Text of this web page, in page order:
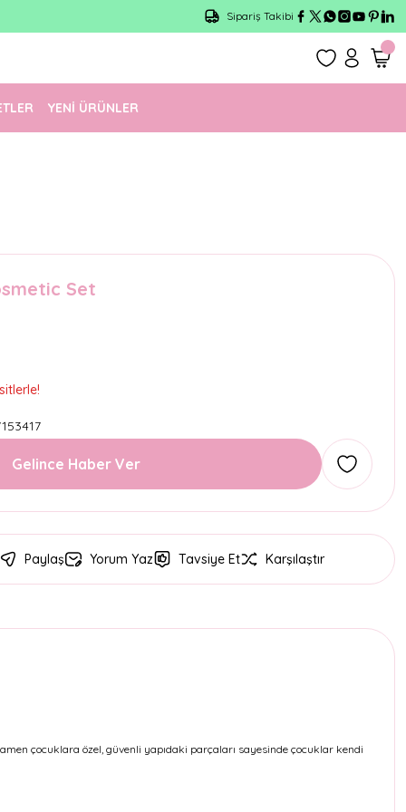
Sipariş Takibi
YENİ ÜRÜNLER
Set
Gelince Haber Ver
Paylaş Yorum Yaz Tavsiye Et Karşılaştır
çocuklara özel, güvenli yapıdaki parçaları sayesinde çocuklar kendi